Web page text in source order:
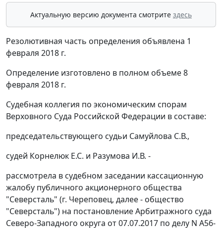
Актуальную версию документа смотрите здесь
Резолютивная часть определения объявлена 1
февраля 2018 г.
Определение изготовлено в полном объеме 8
февраля 2018 г.
Судебная коллегия по экономическим спорам
Верховного Суда Российской Федерации в составе:
председательствующего судьи Самуйлова С.В.,
судей Корнелюк Е.С. и Разумова И.В. -
рассмотрела в судебном заседании кассационную
жалобу публичного акционерного общества
"Северсталь" (г. Череповец, далее - общество
"Северсталь") на постановление Арбитражного суда
Северо-Западного округа от 07.07.2017 по делу N А56-